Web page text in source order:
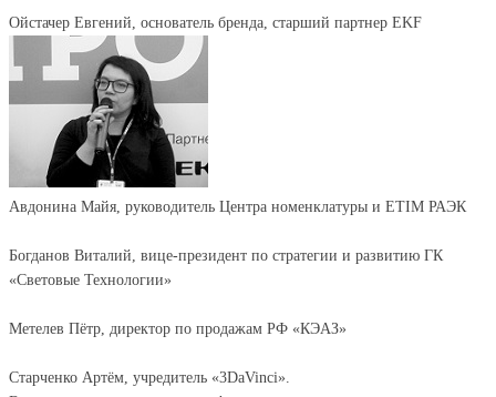
Ойстачер Евгений, основатель бренда, старший партнер EKF
Авдонина Майя, руководитель Центра номенклатуры и ETIM РАЭК
Богданов Виталий, вице-президент по стратегии и развитию ГК
«Световые Технологии»
Метелев Пётр, директор по продажам РФ «КЭАЗ»
Старченко Артём, учредитель «3DaVinci».